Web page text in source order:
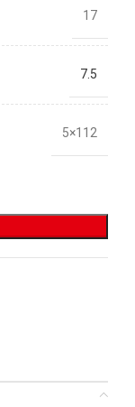
17
7.5
5×112